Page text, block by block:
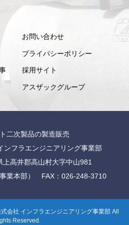
お問い合わせ
プライバシーポリシー
採用サイト
アスザックグループ
二次製品の製造販売
ンフラエンジニアリング事業部
高井郡高山村大字中山981
業本部） FAX：026-248-3710
会社 インフラエンジニアリング事業部 All
Reserved.